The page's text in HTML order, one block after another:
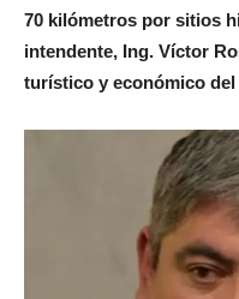
70 kilómetros por sitios
intendente, Ing. Víctor
turístico y económico